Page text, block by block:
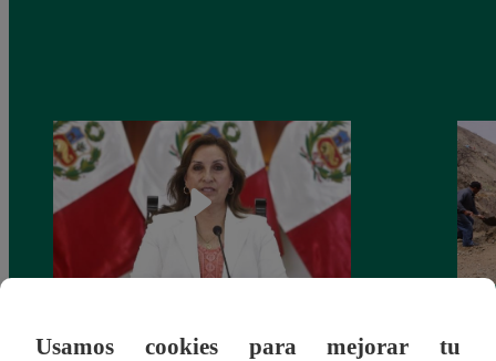
salario presidencial se aplique desde 2026
Usamos cookies para mejorar tu